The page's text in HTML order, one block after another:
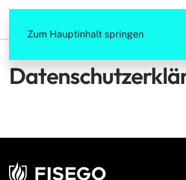
Zum Hauptinhalt springen